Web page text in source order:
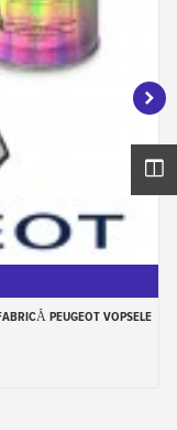
PEUGEOT VOPSELE